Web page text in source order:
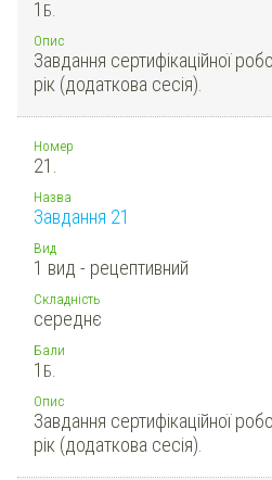
1 Б.
Опис
Завдання сертифікаційної
рік (додаткова сесія).
Номер
21.
Назва
Завдання 21
Вид
1 вид - рецептивний
Складність
середнє
Бали
1 Б.
Опис
Завдання сертифікаційної
рік (додаткова сесія).